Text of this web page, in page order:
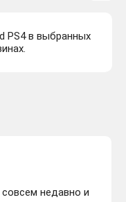
PS4 в выбранных
недавно и